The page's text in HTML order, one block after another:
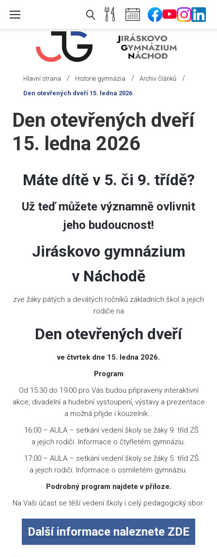
Hlavní strana / Historie gymnázia / Archiv článků /
Den otevřených dveří 15. ledna 2026
Den otevřených dveří
15. ledna 2026
Máte dítě v 5. či 9. třídě?
Už teď můžete významně ovlivnit
jeho budoucnost!
Jiráskovo gymnázium
v Náchodě
zve žáky pátých a devátých ročníků základních škol a jejich
rodiče na
Den otevřených dveří
ve čtvrtek dne 15. ledna 2026.
Program
Od 15:30 do 19:00 pro Vás budou připraveny interaktivní
akce, divadelní a hudební vystoupení, výstavy a prezentace
a možná přijde i kouzelník…
16:00 – AULA – setkání vedení školy se žáky 9. tříd ZŠ
a jejich rodiči. Informace o čtyřletém gymnáziu.
17:00 – AULA – setkání vedení školy se žáky 5. tříd ZŠ
a jejich rodiči. Informace o osmiletém gymnáziu.
Podrobný program najdete v příloze.
Na Vaši účast se těší vedení školy i celý pedagogický sbor.
Další informace naleznete ZDE